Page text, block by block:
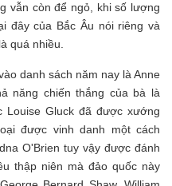
vẫn còn để ngỏ, khi số lượng
đây của Bắc Âu nói riêng và
quá nhiều.
danh sách năm nay là Anne
năng chiến thắng của bà là
Gluck đã được xướng
được vinh danh một cách
O'Brien tuy vậy được đánh
thập niên mà đảo quốc này